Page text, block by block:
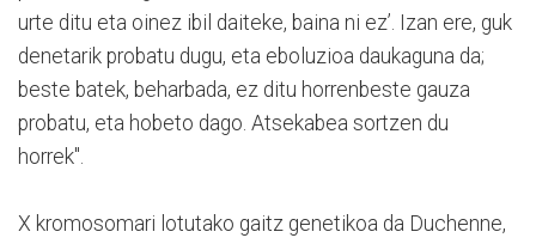
urte ditu eta oinez ibil daiteke, baina ni ez’. Izan ere, guk
denetarik probatu dugu, eta eboluzioa daukaguna da;
beste batek, beharbada, ez ditu horrenbeste gauza
probatu, eta hobeto dago. Atsekabea sortzen du
horrek".
X kromosomari lotutako gaitz genetikoa da Duchenne,